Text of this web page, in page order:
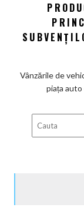
Vânzările de
piața